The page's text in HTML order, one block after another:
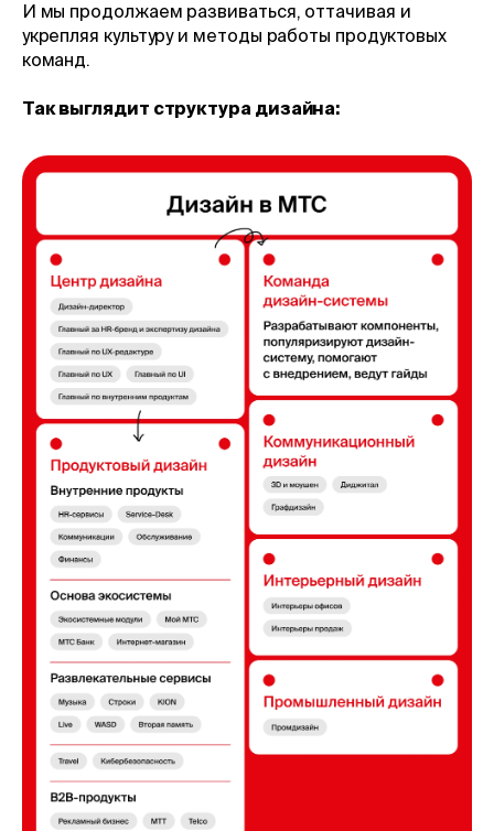
И мы продолжаем развиваться, оттачивая и
укрепляя культуру и методы работы продуктовых
команд.
Так выглядит структура дизайна: